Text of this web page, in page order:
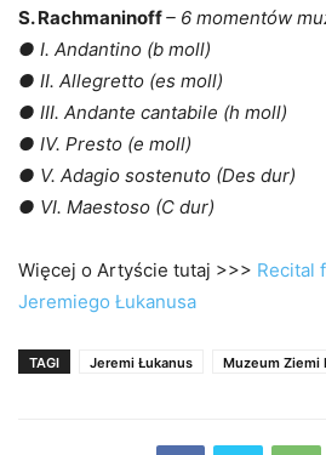
S. Rachmaninoff– 6 momentów
● I. Andantino (b moll)
● II. Allegretto (es moll)
● III. Andante cantabile (h moll)
● IV. Presto (e moll)
● V. Adagio sostenuto (Des dur)
● VI. Maestoso (C dur)
Więcej o Artyście tutaj >>> Recital
Jeremiego Łukanusa
TAGI Jeremi Łukanus Muzeum Ziemi